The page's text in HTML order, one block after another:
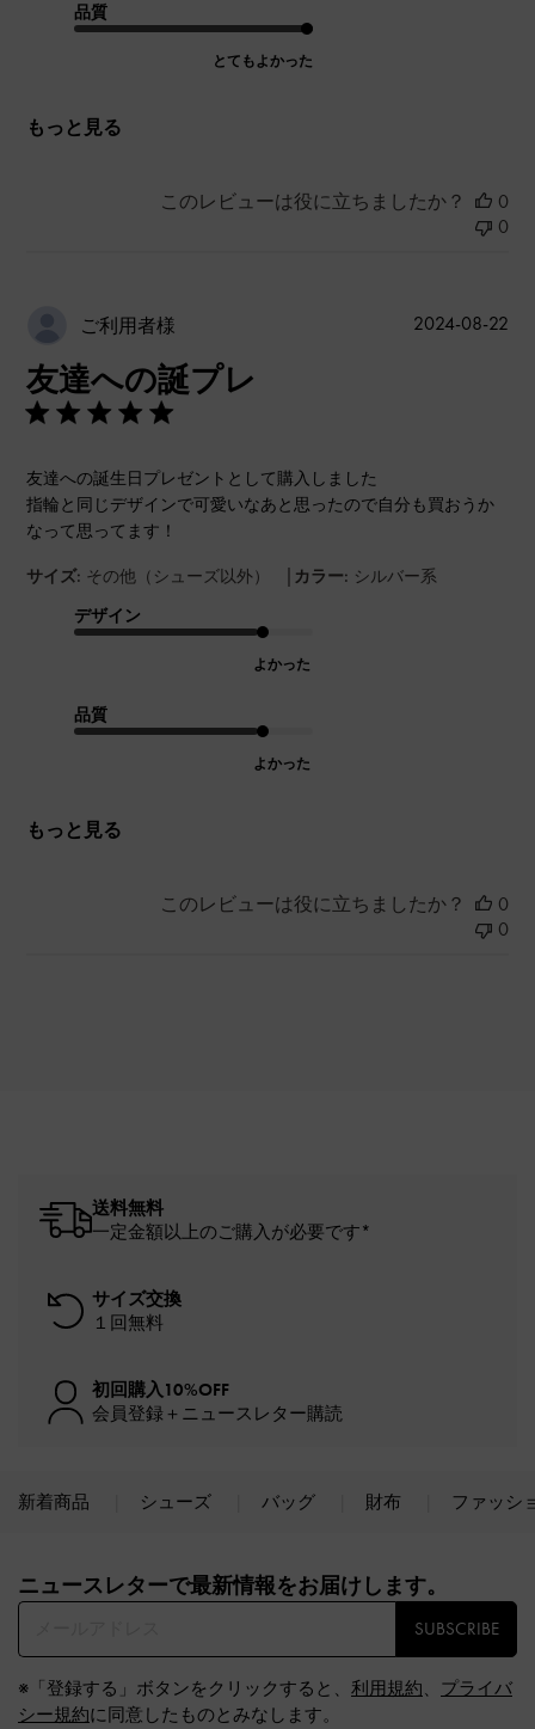
品質
とてもよかった
もっと見る
このレビューは役に立ちましたか？
0
0
ご利用者様
友達への誕プレ
友達への誕生日プレゼントとして購入しました
指輪と同じデザインで可愛いなあと思ったので自分も買おうか
なって思ってます！
サイズ: その他（シューズ以外） | カラー: シルバー系
デザイン
よかった
品質
よかった
もっと見る
公
2024-08-22
このレビューは役に立ちましたか？
0
0
送料無料
一定金額以上のご購入が必要です*
サイズ交換
１回無料
初回購入10%OFF
会員登録＋ニュースレター購読
新着商品 シューズ バッグ 財布 ファッシ
ニュースレターで最新情報をお届けします。​
SUBSCRIBE
※「登録する」ボタンをクリックすると、 利用規約、 プライバ
シー規約に同意したものとみなします。